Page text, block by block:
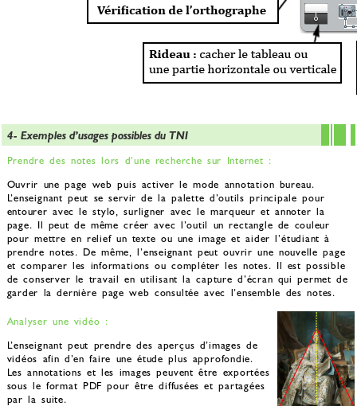
4- Exemples d’usages possibles du TNI
Prendre des notes lors d’une recherche sur Internet :
Ouvrir une page web puis activer le mode annotation bureau.
L’enseignant peut se servir de la palette d’outils principale pour
entourer avec le stylo, surligner avec le marqueur et annoter la
page. Il peut de même créer avec l’outil un rectangle de couleur
pour mettre en relief un texte ou une image et aider l’étudiant à
prendre notes. De même, l’enseignant peut ouvrir une nouvelle page
et comparer les informations ou compléter les notes. Il est possible
de conserver le travail en utilisant la capture d’écran qui permet de
garder la dernière page web consultée avec l’ensemble des notes.
Analyser une vidéo :
L’enseignant peut prendre des aperçus d’images de
vidéos afin d’en faire une étude plus approfondie.
Les annotations et les images peuvent être exportées
sous le format PDF pour être diffusées et partagées
par la suite.